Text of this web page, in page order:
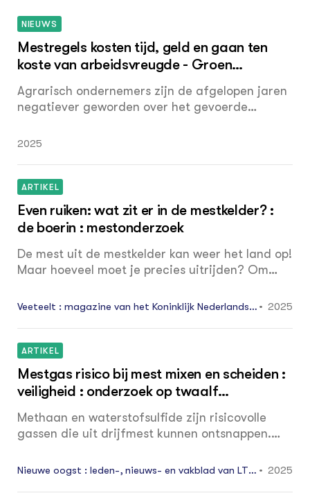
NIEUWS
Mestregels kosten tijd, geld en gaan ten
koste van arbeidsvreugde - Groen
Kennisnet
Agrarisch ondernemers zijn de afgelopen jaren
negatiever geworden over het gevoerde
sector. Waar siertelers nog enigszins positief
2025
ARTIKEL
Even ruiken: wat zit er in de mestkelder? :
de boerin : mestonderzoek
De mest uit de mestkelder kan weer het land op!
Maar hoeveel moet je precies uitrijden? Om
kan Eurofins Agro de mest voor je onderzoeken.
onderzoeksverslag staan.
Veeteelt : magazine van het Koninklijk Nederlands R
2025
ARTIKEL
Mestgas risico bij mest mixen en scheiden :
veiligheid : onderzoek op twaalf
melkveebedrijven
Methaan en waterstofsulfide zijn risicovolle
gassen die uit drijfmest kunnen ontsnappen.
deze gassen ongemerkt levensbedreigende
Nieuwe oogst : leden-, nieuws- en vakblad van LTO
2025